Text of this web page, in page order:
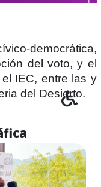
democrática,
del voto, y el
IEC, entre las y
del Desierto.